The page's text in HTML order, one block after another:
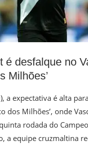
é desfalque no
Milhões’
a expectativa é alta
dos Milhões’, onde
rodada do
a equipe cruzmaltina